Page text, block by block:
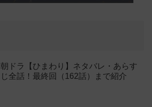
朝ドラ【ひまわり】ネタバレ・あらす
じ全話！最終回（162話）まで紹介